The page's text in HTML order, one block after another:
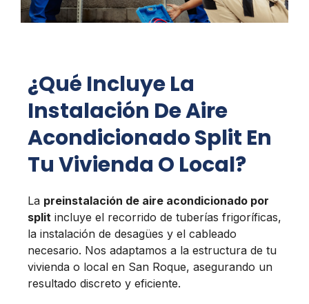
¿Qué Incluye La
Instalación De Aire
Acondicionado Split En
Tu Vivienda O Local?
La preinstalación de aire acondicionado por
split incluye el recorrido de tuberías frigoríficas,
la instalación de desagües y el cableado
necesario. Nos adaptamos a la estructura de tu
vivienda o local en San Roque, asegurando un
resultado discreto y eficiente.